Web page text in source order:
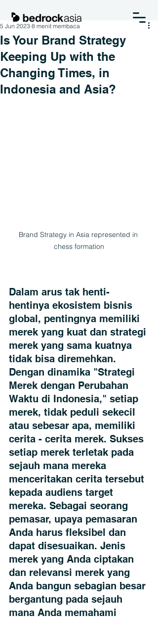
Is Your Brand Strategy
Keeping Up with the
Changing Times, in
Indonesia and Asia?
5 Jun 2023 8 menit membaca
Brand Strategy in Asia represented in
chess formation
Dalam arus tak henti-
hentinya ekosistem bisnis
global, pentingnya memiliki
merek yang kuat dan strategi
merek yang sama kuatnya
tidak bisa diremehkan.
Dengan dinamika "Strategi
Merek dengan Perubahan
Waktu di Indonesia," setiap
merek, tidak peduli sekecil
atau sebesar apa, memiliki
cerita - cerita merek. Sukses
setiap merek terletak pada
sejauh mana mereka
menceritakan cerita tersebut
kepada audiens target
mereka. Sebagai seorang
pemasar, upaya pemasaran
Anda harus fleksibel dan
dapat disesuaikan. Jenis
merek yang Anda ciptakan
dan relevansi merek yang
Anda bangun sebagian besar
bergantung pada sejauh
mana Anda memahami